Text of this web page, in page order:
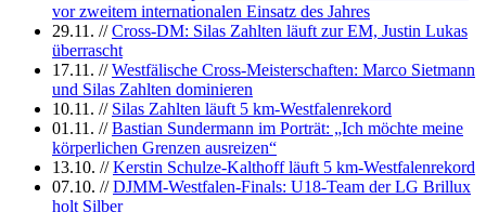
vor zweitem internationalen Einsatz des Jahres
29.11. //Cross-DM: Silas Zahlten läuft zur EM, Justin Lukas
überrascht
17.11. //Westfälische Cross-Meisterschaften: Marco Sietmann
und Silas Zahlten dominieren
10.11. // Silas Zahlten läuft 5 km-Westfalenrekord
01.11. //Bastian Sundermann im Porträt: „Ich möchte meine
körperlichen Grenzen ausreizen“
13.10. //Kerstin Schulze-Kalthoff läuft 5 km-Westfalenrekord
07.10. //DJMM-Westfalen-Finals: U18-Team der LG Brillux
holt Silber